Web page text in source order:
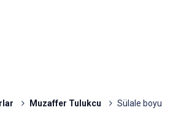
Muzaffer Tulukcu
Sülale boyu